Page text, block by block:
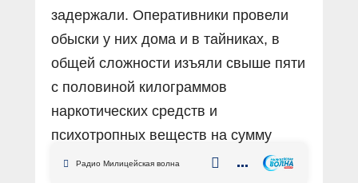
задержали. Оперативники провели
обыски у них дома и в тайниках, в
общей сложности изъяли свыше пяти
с половиной килограммов
наркотических средств и
психотропных веществ на сумму
около пяти миллионов рублей,
Радио Милицейская волна